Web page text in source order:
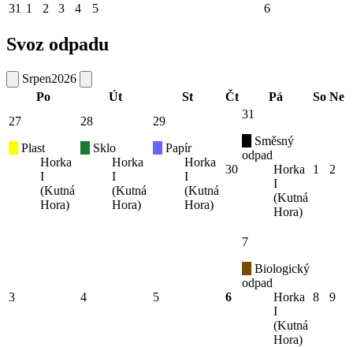
31 1 2 3 4 5 6
Svoz odpadu
Srpen2026
Po
Út St Čt Pá So Ne
27
Plast
Horka
I
(Kutná
Hora)
28
Sklo
Horka
I
(Kutná
Hora)
29
Papír
Horka
I
(Kutná
Hora)
30
31
Směsný
odpad
Horka
I
(Kutná
Hora)
1 2
3 4 5 6
7
Biologický
odpad
Horka
I
(Kutná
Hora)
8 9